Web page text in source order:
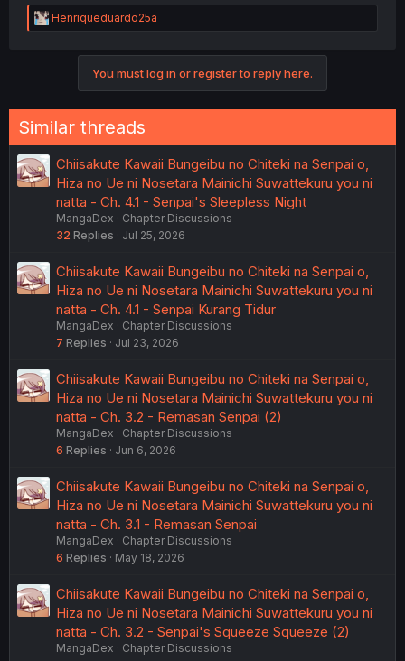
R
e
s
:
Henriqueduardo25a
You must log in or register to reply here.
Similar threads
Chiisakute Kawaii Bungeibu no Chiteki na Senpai o,
Hiza no Ue ni Nosetara Mainichi Suwattekuru you ni
natta - Ch. 4.1 - Senpai's Sleepless Night
MangaDex
Chapter Discussions
32 Replies Jul 25, 2026
Chiisakute Kawaii Bungeibu no Chiteki na Senpai o,
Hiza no Ue ni Nosetara Mainichi Suwattekuru you ni
natta - Ch. 4.1 - Senpai Kurang Tidur
MangaDex
Chapter Discussions
7 Replies Jul 23, 2026
Chiisakute Kawaii Bungeibu no Chiteki na Senpai o,
Hiza no Ue ni Nosetara Mainichi Suwattekuru you ni
natta - Ch. 3.2 - Remasan Senpai (2)
MangaDex
Chapter Discussions
6 Replies Jun 6, 2026
Chiisakute Kawaii Bungeibu no Chiteki na Senpai o,
Hiza no Ue ni Nosetara Mainichi Suwattekuru you ni
natta - Ch. 3.1 - Remasan Senpai
MangaDex
Chapter Discussions
6 Replies May 18, 2026
Chiisakute Kawaii Bungeibu no Chiteki na Senpai o,
Hiza no Ue ni Nosetara Mainichi Suwattekuru you ni
natta - Ch. 3.2 - Senpai's Squeeze Squeeze (2)
MangaDex
Chapter Discussions